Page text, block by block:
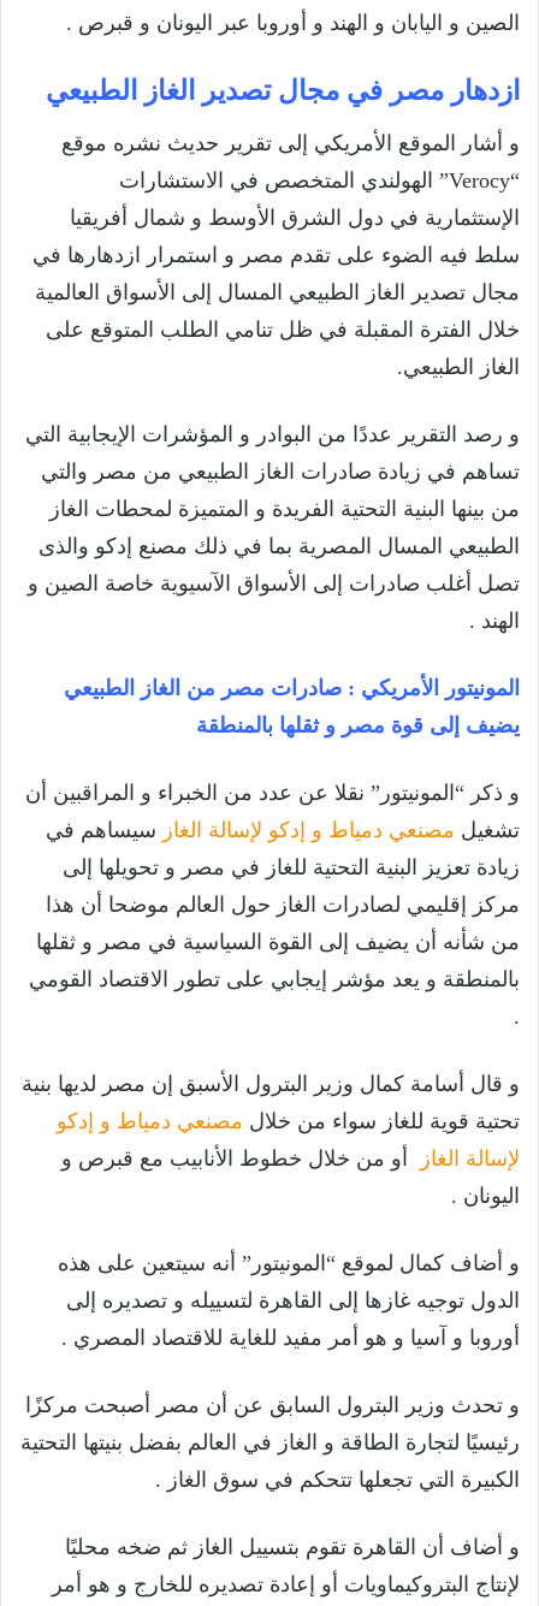
الصين و اليابان و الهند و أوروبا عبر اليونان و قبرص .
ازدهار مصر في مجال تصدير الغاز الطبيعي
و أشار الموقع الأمريكي إلى تقرير حديث نشره موقع
“Verocy” الهولندي المتخصص في الاستشارات
الإستثمارية في دول الشرق الأوسط و شمال أفريقيا
سلط فيه الضوء على تقدم مصر و استمرار ازدهارها في
مجال تصدير الغاز الطبيعي المسال إلى الأسواق العالمية
خلال الفترة المقبلة في ظل تنامي الطلب المتوقع على
الغاز الطبيعي.
و رصد التقرير عددًا من البوادر و المؤشرات الإيجابية التي
تساهم في زيادة صادرات الغاز الطبيعي من مصر والتي
من بينها البنية التحتية الفريدة و المتميزة لمحطات الغاز
الطبيعي المسال المصرية بما في ذلك مصنع إدكو والذى
تصل أغلب صادرات إلى الأسواق الآسيوية خاصة الصين و
الهند .
المونيتور الأمريكي : صادرات مصر من الغاز الطبيعي
يضيف إلى قوة مصر و ثقلها بالمنطقة
و ذكر “المونيتور” نقلا عن عدد من الخبراء و المراقبين أن
تشغيل مصنعي دمياط و إدكو لإسالة الغاز سيساهم في
زيادة تعزيز البنية التحتية للغاز في مصر و تحويلها إلى
مركز إقليمي لصادرات الغاز حول العالم موضحا أن هذا
من شأنه أن يضيف إلى القوة السياسية في مصر و ثقلها
بالمنطقة و يعد مؤشر إيجابي على تطور الاقتصاد القومي
.
و قال أسامة كمال وزير البترول الأسبق إن مصر لديها بنية
تحتية قوية للغاز سواء من خلال مصنعي دمياط و إدكو
لإسالة الغاز
أو من خلال خطوط الأنابيب مع قبرص و
اليونان .
و أضاف كمال لموقع “المونيتور” أنه سيتعين على هذه
الدول توجيه غازها إلى القاهرة لتسييله و تصديره إلى
أوروبا و آسيا و هو أمر مفيد للغاية للاقتصاد المصري .
و تحدث وزير البترول السابق عن أن مصر أصبحت مركزًا
رئيسيًا لتجارة الطاقة و الغاز في العالم بفضل بنيتها التحتية
الكبيرة التي تجعلها تتحكم في سوق الغاز .
و أضاف أن القاهرة تقوم بتسييل الغاز ثم ضخه محليًا
لإنتاج البتروكيماويات أو إعادة تصديره للخارج و هو أمر